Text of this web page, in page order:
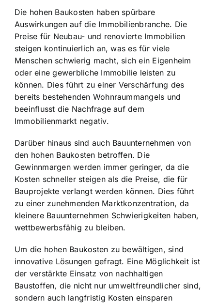
Die hohen Baukosten haben spürbare
Auswirkungen auf die Immobilienbranche. Die
Preise für Neubau- und renovierte Immobilien
steigen kontinuierlich an, was es für viele
Menschen schwierig macht, sich ein Eigenheim
oder eine gewerbliche Immobilie leisten zu
können. Dies führt zu einer Verschärfung des
bereits bestehenden Wohnraummangels und
beeinflusst die Nachfrage auf dem
Immobilienmarkt negativ.
Darüber hinaus sind auch Bauunternehmen von
den hohen Baukosten betroffen. Die
Gewinnmargen werden immer geringer, da die
Kosten schneller steigen als die Preise, die für
Bauprojekte verlangt werden können. Dies führt
zu einer zunehmenden Marktkonzentration, da
kleinere Bauunternehmen Schwierigkeiten haben,
wettbewerbsfähig zu bleiben.
Um die hohen Baukosten zu bewältigen, sind
innovative Lösungen gefragt. Eine Möglichkeit ist
der verstärkte Einsatz von nachhaltigen
Baustoffen, die nicht nur umweltfreundlicher sind,
sondern auch langfristig Kosten einsparen